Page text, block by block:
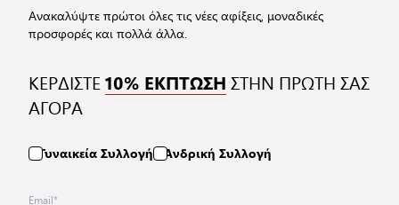
Ανακαλύψτε πρώτοι όλες τις νέες αφίξεις, μοναδικές
προσφορές και πολλά άλλα.
ΚΕΡΔΙΣΤΕ10% ΕΚΠΤΩΣΗ ΣΤΗΝ ΠΡΩΤΗ ΣΑΣ
ΑΓΟΡΑ
Γυναικεία Συλλογή Ανδρική Συλλογή